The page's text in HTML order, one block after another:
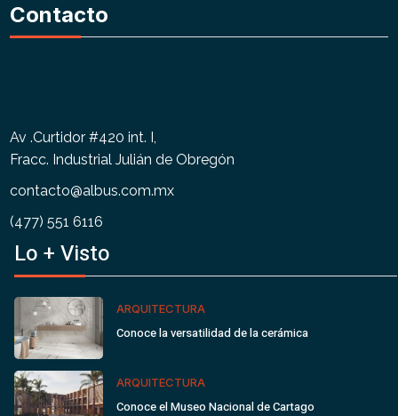
Contacto
Av .Curtidor #420 int. I,
Fracc. Industrial Julián de Obregón
contacto@albus.com.mx
(477) 551 6116
Lo + Visto
ARQUITECTURA
Conoce la versatilidad de la cerámica
ARQUITECTURA
Conoce el Museo Nacional de Cartago